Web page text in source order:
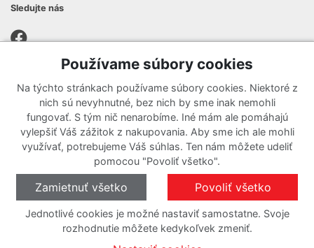
Sledujte nás
Zaregistrujte sa k odberu nášho newslettera a nenechajte si
ujsť žiadne ponuky ani nové produkty.
Používame súbory cookies
Na týchto stránkach používame súbory cookies. Niektoré z
nich sú nevyhnutné, bez nich by sme inak nemohli
fungovať. S tým nič nenarobíme. Iné mám ale pomáhajú
vylepšiť Váš zážitok z nakupovania. Aby sme ich ale mohli
využívať, potrebujeme Váš súhlas. Ten nám môžete udeliť
pomocou "Povoliť všetko".
Zamietnuť všetko Povoliť všetko
Jednotlivé cookies je možné nastaviť samostatne. Svoje
rozhodnutie môžete kedykoľvek zmeniť.